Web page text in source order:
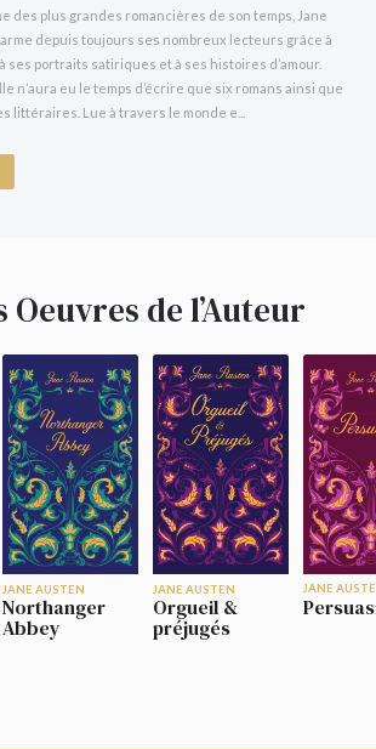
des plus grandes romancières de son temps, Jane
depuis toujours ses nombreux lecteurs grâce à
ses portraits satiriques et à ses histoires d’amour.
n’aura eu le temps d’écrire que six romans ainsi que
littéraires. Lue à travers le monde e...
Oeuvres de l’Auteur
JANE AUSTEN
Northanger
Abbey
JANE AUSTEN
Orgueil &
préjugés
JANE